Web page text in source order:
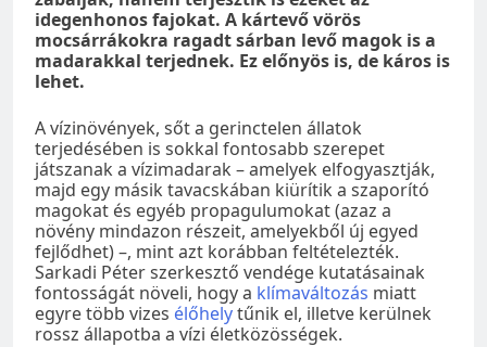
idegenhonos fajokat. A kártevő vörös
mocsárrákokra ragadt sárban levő magok is a
madarakkal terjednek. Ez előnyös is, de káros is
lehet.
A vízinövények, sőt a gerinctelen állatok
terjedésében is sokkal fontosabb szerepet
játszanak a vízimadarak – amelyek elfogyasztják,
majd egy másik tavacskában kiürítik a szaporító
magokat és egyéb propagulumokat (azaz a
növény mindazon részeit, amelyekből új egyed
fejlődhet) –, mint azt korábban feltételezték.
Sarkadi Péter szerkesztő vendége kutatásainak
fontosságát növeli, hogy a klímaváltozás miatt
egyre több vizes élőhelytűnik el, illetve kerülnek
rossz állapotba a vízi életközösségek.